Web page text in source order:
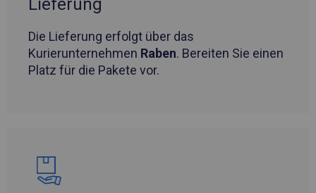
Lieferung
Die Lieferung erfolgt über das
Kurierunternehmen Raben. Bereiten Sie einen
Platz für die Pakete vor.